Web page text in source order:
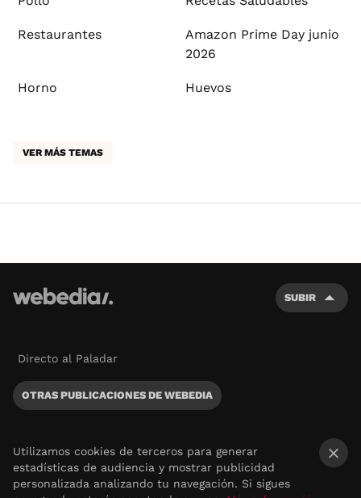
Restaurantes
Amazon Prime Day junio
2026
Horno Huevos
VER MÁS TEMAS
SUBIR
Directo al Paladar
OTRAS PUBLICACIONES DE WEBEDIA
Utilizamos cookies de terceros para generar
estadísticas de audiencia y mostrar publicidad
personalizada analizando tu navegación. Si sigues